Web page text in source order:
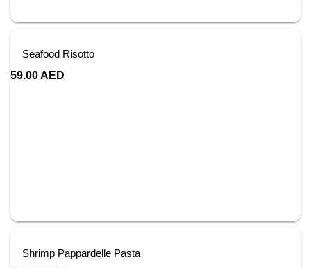
Seafood Risotto
59.00AED
Shrimp Pappardelle Pasta